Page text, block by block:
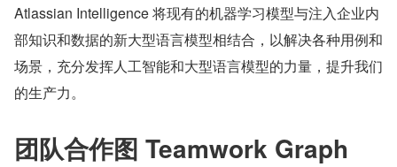
Atlassian Intelligence 将现有的机器学习模型与注入企业内
部知识和数据的新大型语言模型相结合，以解决各种用例和
场景，充分发挥人工智能和大型语言模型的力量，提升我们
的生产力。
团队合作图 Teamwork Graph